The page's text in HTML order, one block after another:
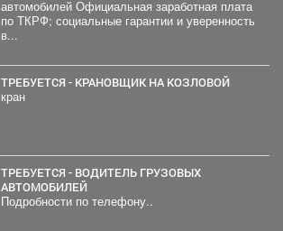
автомобилей Официальная заработная плата
по ТКРФ; социальные гарантии и уверенность
в...
ТРЕБУЕТСЯ - КРАНОВЩИК НА КОЗЛОВОЙ
кран
ТРЕБУЕТСЯ - ВОДИТЕЛЬ ГРУЗОВЫХ
АВТОМОБИЛЕЙ
Подробности по телефону..